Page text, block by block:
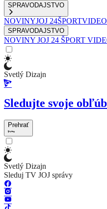
SPRAVODAJSTVO
NOVINYJOJ 24ŠPORT
SPRAVODAJSTVO
NOVINY JOJ 24 ŠPORT
Svetlý Dizajn
Sledujte svoje
Prehrať
Svetlý Dizajn
Sleduj TV JOJ správy